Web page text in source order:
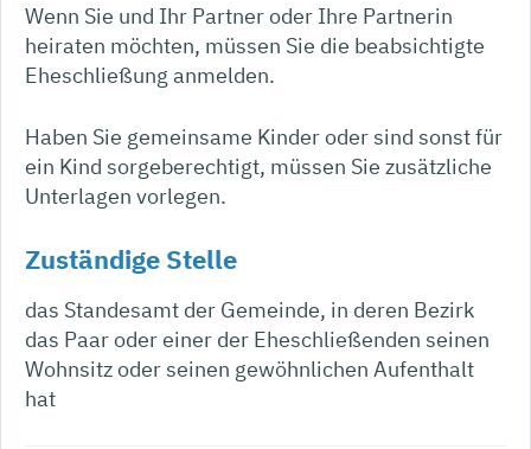
Wenn Sie und Ihr Partner oder Ihre Partnerin
heiraten möchten, müssen Sie die beabsichtigte
Eheschließung anmelden.
Haben Sie gemeinsame Kinder oder sind sonst für
ein Kind sorgeberechtigt, müssen Sie zusätzliche
Unterlagen vorlegen.
Zuständige Stelle
das Standesamt der Gemeinde, in deren Bezirk
das Paar oder einer der Eheschließenden seinen
Wohnsitz oder seinen gewöhnlichen Aufenthalt
hat